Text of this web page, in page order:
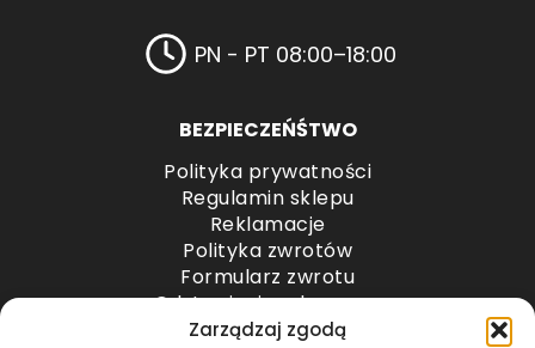
Zarządzaj zgodą
PN - PT 08:00–18:00
BEZPIECZEŃŚTWO
Polityka prywatności
Regulamin sklepu
Reklamacje
Polityka zwrotów
Formularz zwrotu
Odstąpienie od umowy
Odstąpienie od umowy – przesyłki paletowe